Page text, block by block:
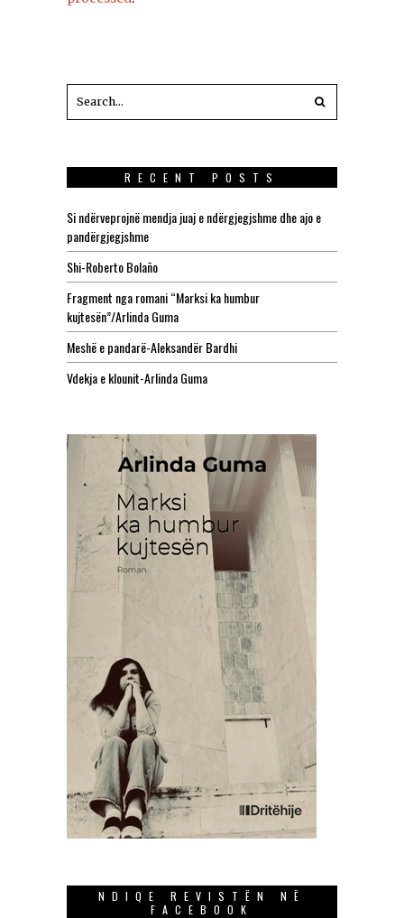
RECENT POSTS
Si ndërveprojnë mendja juaj e ndërgjegjshme dhe ajo e
pandërgjegjshme
Shi-Roberto Bolaño
Fragment nga romani “Marksi ka humbur
kujtesën”/Arlinda Guma
Meshë e pandarë-Aleksandër Bardhi
Vdekja e klounit-Arlinda Guma
NDIQE REVISTËN NË
FACEBOOK